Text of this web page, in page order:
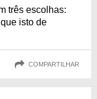
três escolhas:
isto de
COMPARTILHAR